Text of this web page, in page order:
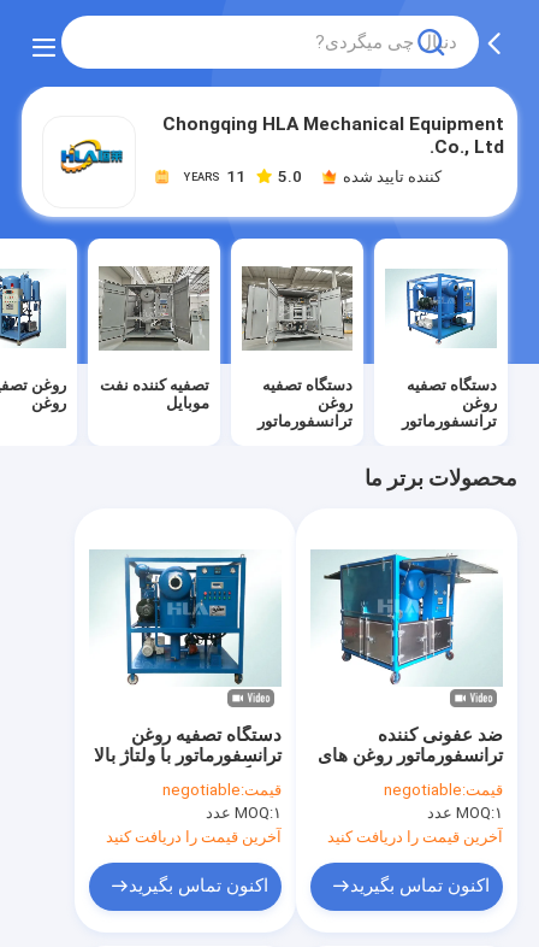
Chongqing HLA Mechanical Equipment
Co., Ltd.
11
YEARS 5.0 کننده تایید شده
دستگاه تصفیه
روغن
ترانسفورماتور
دستگاه تصفیه
روغن
ترانسفورماتور
تصفیه کننده نفت
موبایل
روغن
روغن
محصولات برتر ما
دستگاه تصفیه روغن
ترانسفورماتور با ولتاژ بالا
قیمت:negotiable
MOQ:۱ عدد
آخرین قیمت را دریافت کنید
اکنون تماس بگیرید
ضد عفونی کننده
ترانسفورماتور روغن های
تریلر نصب شده است
قیمت:negotiable
MOQ:۱ عدد
آخرین قیمت را دریافت کنید
اکنون تماس بگیرید